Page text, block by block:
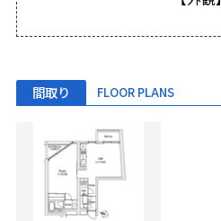
間取り FLOOR PLANS